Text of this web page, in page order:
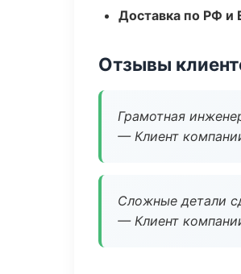
Доставка по РФ и
Отзывы
Грамотная
— Клиент
Сложные детали
— Клиент